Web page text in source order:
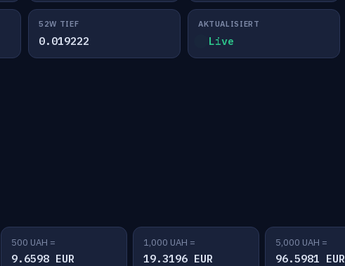
52W TIEF
0.019222
AKTUALISIERT
Live
500 UAH =
9.6598 EUR
1,000 UAH =
19.3196 EUR
5,000 UAH =
96.5981 EUR